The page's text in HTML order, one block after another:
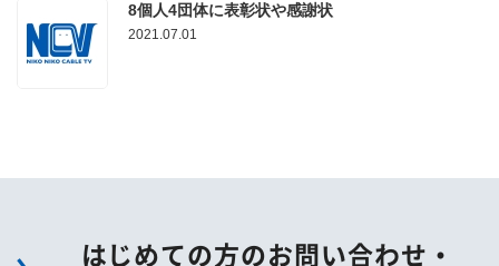
8個人4団体に表彰状や感謝状
2021.07.01
はじめての方のお問い合わせ・